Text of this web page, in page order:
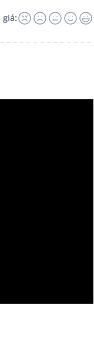
giá: